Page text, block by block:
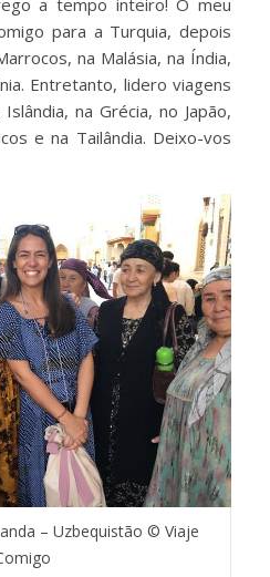
para a Turquia, depois
na Malásia, na Índia,
Entretanto, lidero viagens
na Grécia, no Japão,
e na Tailândia. Deixo-vos
– Uzbequistão © Viaje